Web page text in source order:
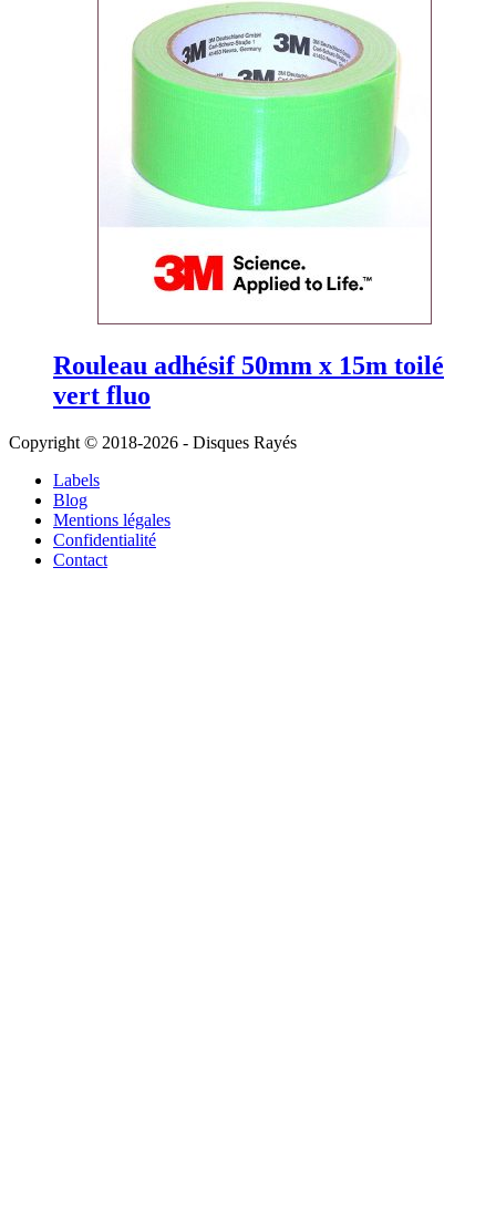
Rouleau adhésif 50mm x 15m toilé
vert fluo
Copyright © 2018-2026 - Disques Rayés
Labels
Blog
Mentions légales
Confidentialité
Contact